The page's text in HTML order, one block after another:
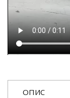
ОПИС